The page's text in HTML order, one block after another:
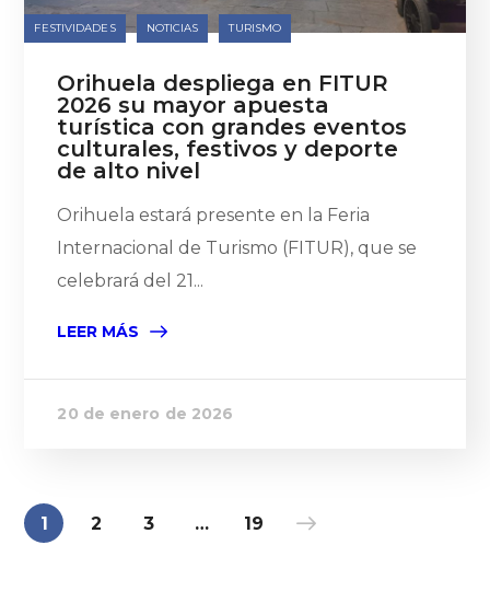
FESTIVIDADES NOTICIAS TURISMO
Orihuela despliega en FITUR
2026 su mayor apuesta
turística con grandes eventos
culturales, festivos y deporte
de alto nivel
Orihuela estará presente en la Feria
Internacional de Turismo (FITUR), que se
celebrará del 21...
LEER MÁS
20 de enero de 2026
1 2 3 … 19